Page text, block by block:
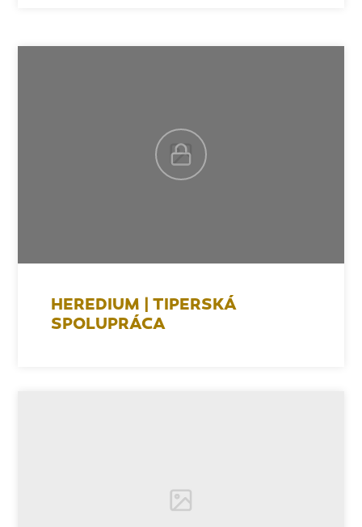
HEREDIUM | TIPERSKÁ
SPOLUPRÁCA